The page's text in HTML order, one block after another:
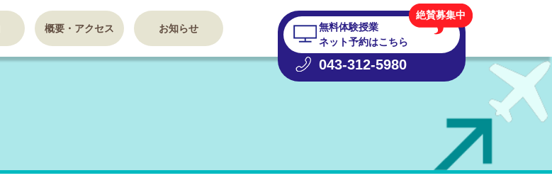
概要・アクセス お知らせ
絶賛募集中
無料体験授業
ネット予約はこちら
043-312-5980